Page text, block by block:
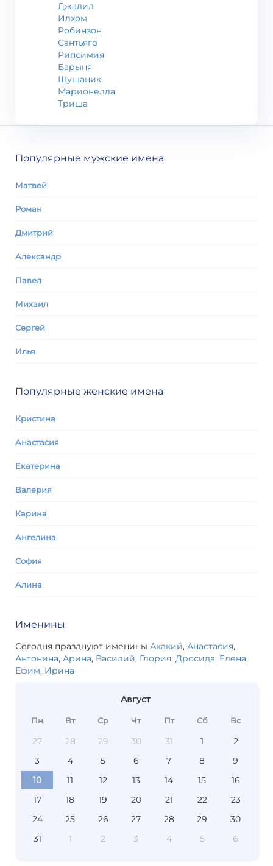
Джалил
Илхом
Робинзон
Сантьяго
Рипсимия
Барыня
Шушаник
Марионелла
Триша
Популярные мужские имена
Матвей
Роман
Дмитрий
Александр
Павел
Михаил
Сергей
Илья
Популярные женские имена
Кристина
Анастасия
Екатерина
Валерия
Карина
Ангелина
София
Алина
Именины
Сегодня празднуют именины Акакий, Анастасия,
Антонина, Арина, Василий, Глория, Дросида, Елена,
Ефим, Ирина
Август
Пн Вт Ср Чт Пт Сб Вс
27 28 29 30 31 1
2
3
4 5 6 7 8
9
10
11 12 13 14 15
16
17
18 19 20 21 22
23
24
25 26 27 28 29
30
31
1 2 3 4 5 6